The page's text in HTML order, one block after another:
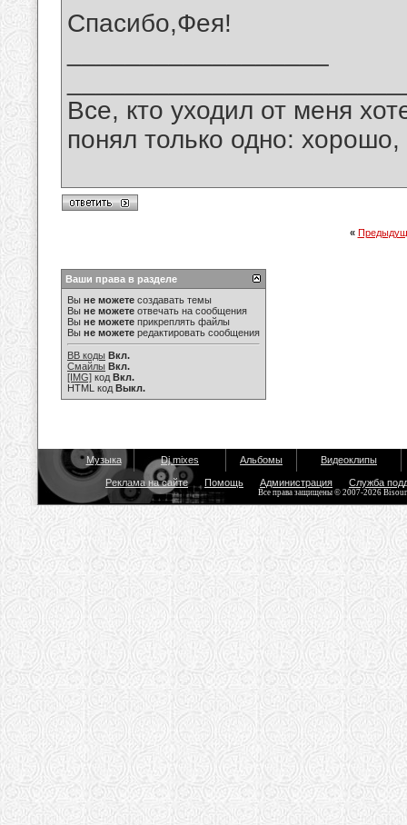
Спасибо,Фея!
Все, кто уходил от меня
понял только одно:
«
Ваши права в разделе
Вы не можете создавать темы
Вы не можете отвечать на сообщения
Вы не можете прикреплять файлы
Вы не можете редактировать сообщения
BB коды Вкл.
Смайлы Вкл.
[IMG] код Вкл.
HTML код Выкл.
Музыка Dj mixes Альбомы Видеоклипы
Реклама на сайте Помощь Администрация Служба
Все права защищены © 2007-2026